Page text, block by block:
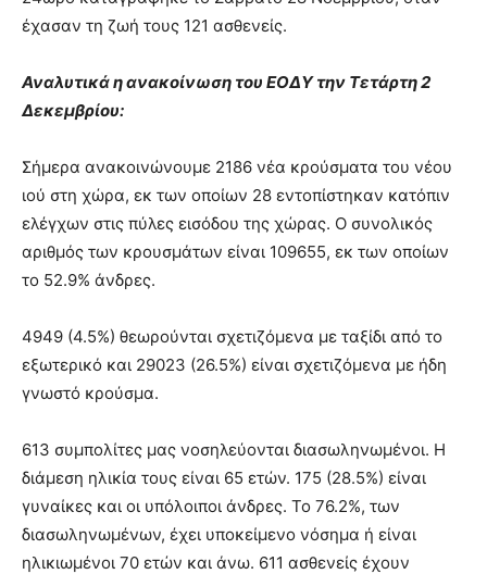
έχασαν τη ζωή τους 121 ασθενείς.
Αναλυτικά η ανακοίνωση του ΕΟΔΥ την Τετάρτη 2
Δεκεμβρίου:
Σήμερα ανακοινώνουμε 2186 νέα κρούσματα του νέου
ιού στη χώρα, εκ των οποίων 28 εντοπίστηκαν κατόπιν
ελέγχων στις πύλες εισόδου της χώρας. Ο συνολικός
αριθμός των κρουσμάτων είναι 109655, εκ των οποίων
το 52.9% άνδρες.
4949 (4.5%) θεωρούνται σχετιζόμενα με ταξίδι από το
εξωτερικό και 29023 (26.5%) είναι σχετιζόμενα με ήδη
γνωστό κρούσμα.
613 συμπολίτες μας νοσηλεύονται διασωληνωμένοι. Η
διάμεση ηλικία τους είναι 65 ετών. 175 (28.5%) είναι
γυναίκες και οι υπόλοιποι άνδρες. To 76.2%, των
διασωληνωμένων, έχει υποκείμενο νόσημα ή είναι
ηλικιωμένοι 70 ετών και άνω. 611 ασθενείς έχουν